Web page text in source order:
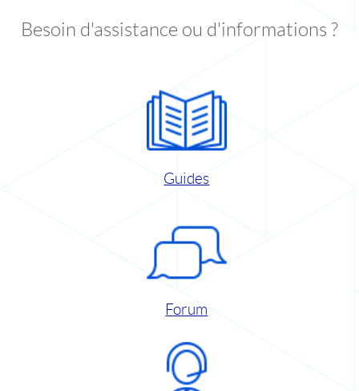
Besoin d'assistance ou d'informations ?
Guides
Forum